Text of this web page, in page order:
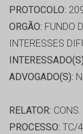
PROTOCOLO:
ORGÃO: FUNDO
INTERESSES
ADVOGADO(S):
RELATOR:
PROCESSO: TC/